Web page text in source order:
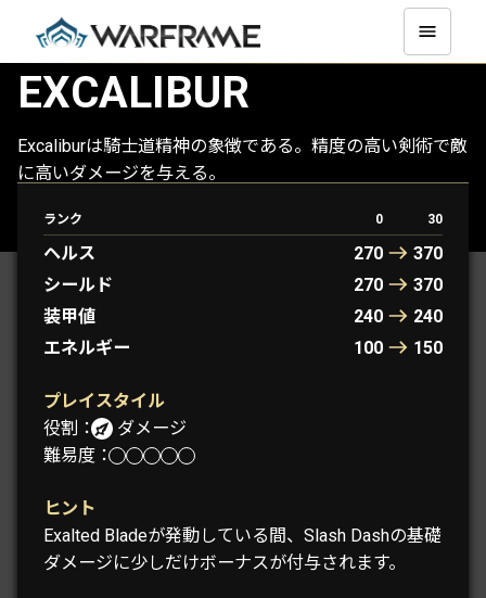
EXCALIBUR
Excaliburは騎士道精神の象徴である。精度の高い剣術で敵
に高いダメージを与える。
PROTOFRAMES： ARTHUR
ランク 0 30
ヘルス 270
370
シールド
270
370
装甲値
240
240
エネルギー
100 150
プレイスタイル
役割：
ダメージ
難易度：
ヒント
Exalted Bladeが発動している間、Slash Dashの基礎
ダメージに少しだけボーナスが付与されます。